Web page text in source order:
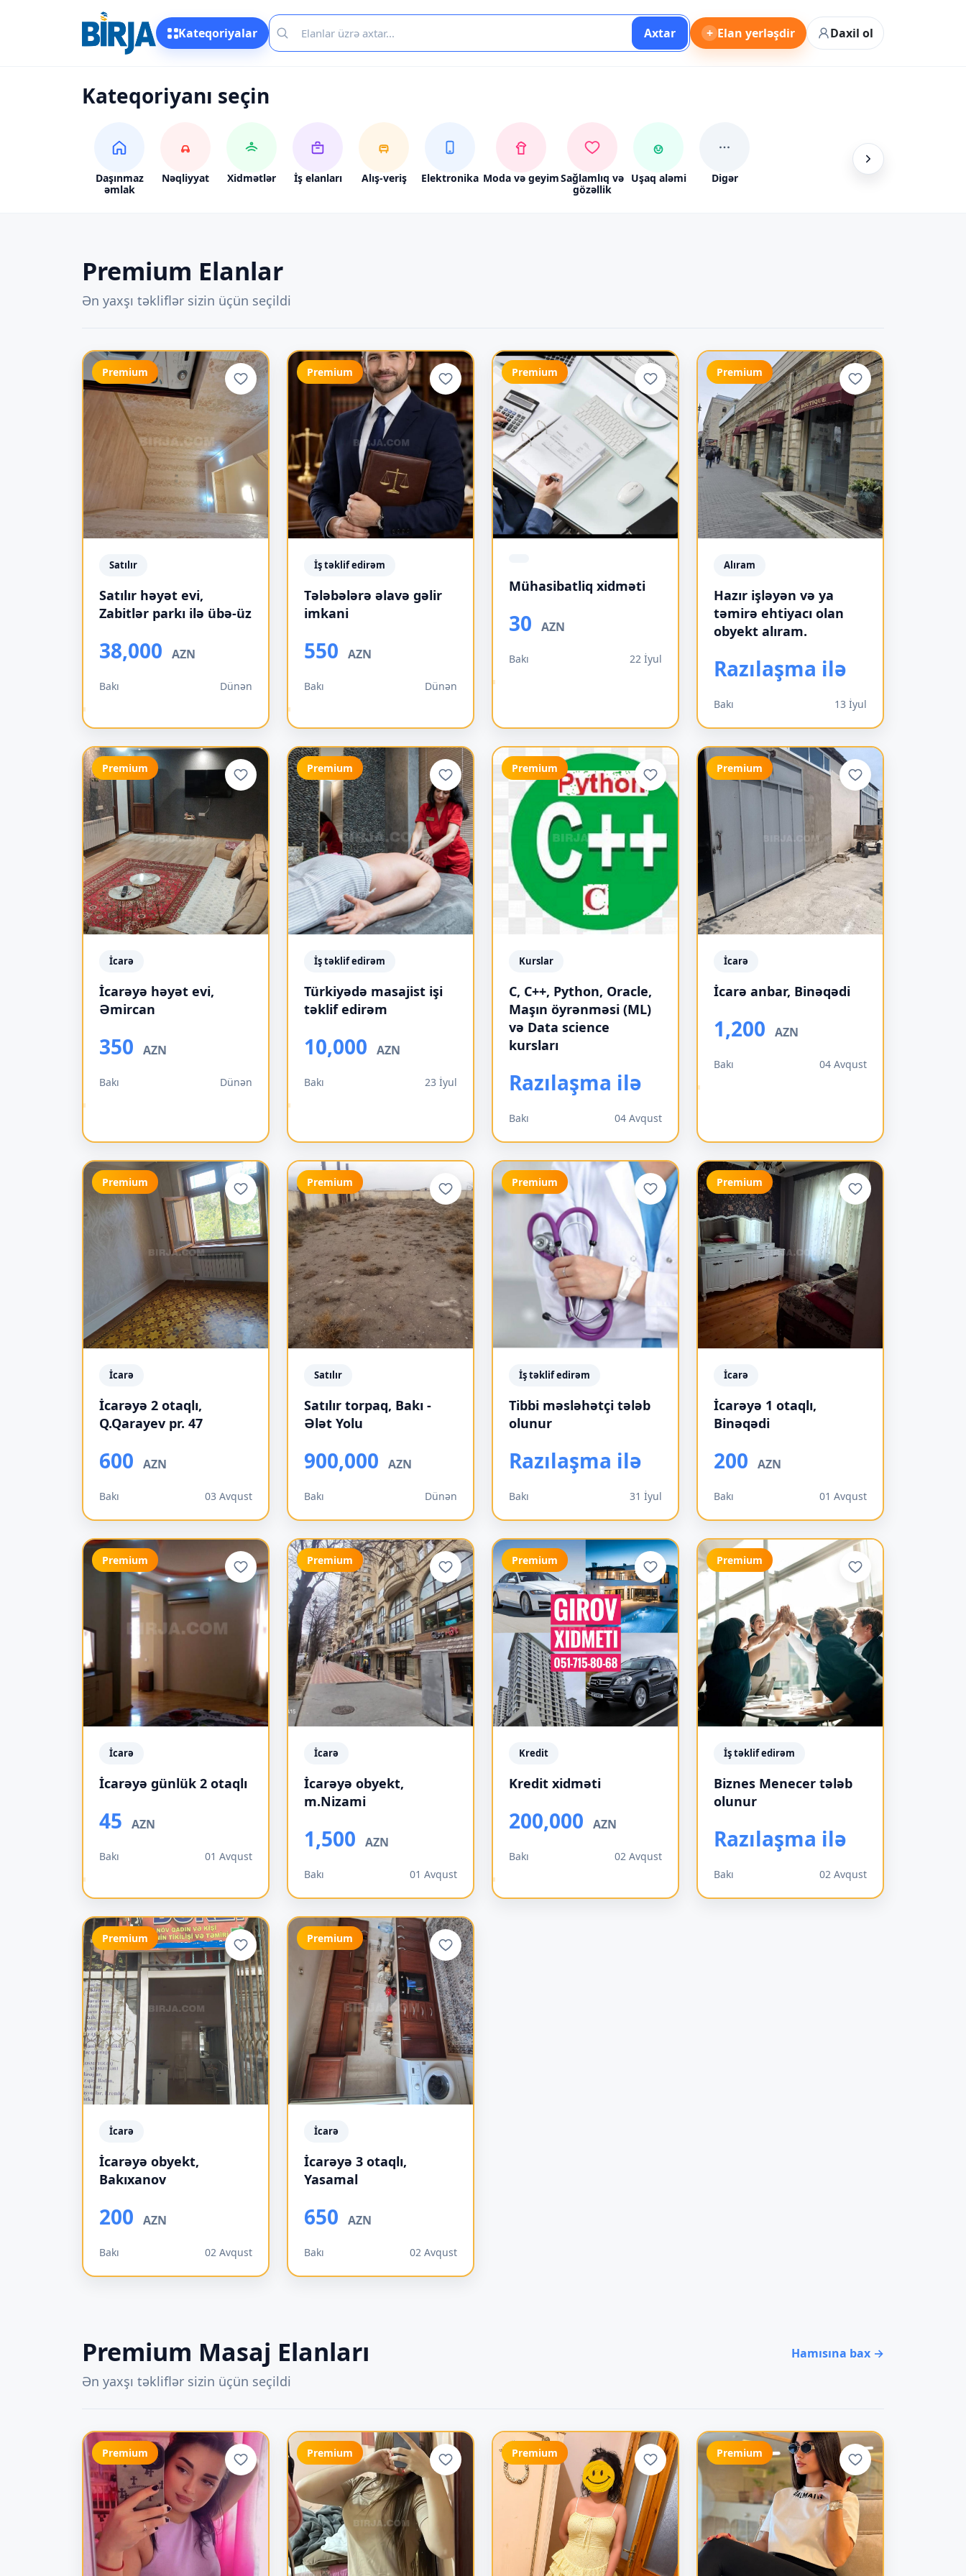
Kateqoriyalar Axtar + Elan yerləşdir Daxil ol
Kateqoriyanı seçin
Daşınmaz
əmlak
Nəqliyyat Xidmətlər İş elanları Alış-veriş Elektronika Moda və geyimSağlamlıq və
gözəllik
Uşaq aləmi Digər
Premium Elanlar
Ən yaxşı təkliflər sizin üçün seçildi
Premium
Satılır
Satılır həyət evi,
Zabitlər parkı ilə übə-üz
38,000 AZN
Bakı Dünən
Premium
İş təklif edirəm
Tələbələrə əlavə gəlir
imkani
550 AZN
Bakı Dünən
Premium
Mühasibatliq xidməti
30 AZN
Bakı 22 İyul
Premium
Alıram
Hazır işləyən və ya
təmirə ehtiyacı olan
obyekt alıram.
Razılaşma ilə
Bakı 13 İyul
Premium
İcarə
İcarəyə həyət evi,
Əmircan
350 AZN
Bakı Dünən
Premium
İş təklif edirəm
Türkiyədə masajist işi
təklif edirəm
10,000 AZN
Bakı 23 İyul
Premium
Kurslar
C, C++, Python, Oracle,
Maşın öyrənməsi (ML)
və Data science
kursları
Razılaşma ilə
Bakı 04 Avqust
Premium
İcarə
İcarə anbar, Binəqədi
1,200 AZN
Bakı 04 Avqust
Premium
İcarə
İcarəyə 2 otaqlı,
Q.Qarayev pr. 47
600 AZN
Bakı 03 Avqust
Premium
Satılır
Satılır torpaq, Bakı -
Ələt Yolu
900,000 AZN
Bakı Dünən
Premium
İş təklif edirəm
Tibbi məsləhətçi tələb
olunur
Razılaşma ilə
Bakı 31 İyul
Premium
İcarə
İcarəyə 1 otaqlı,
Binəqədi
200 AZN
Bakı 01 Avqust
Premium
İcarə
İcarəyə günlük 2 otaqlı
45 AZN
Bakı 01 Avqust
Premium
İcarə
İcarəyə obyekt,
m.Nizami
1,500 AZN
Bakı 01 Avqust
Premium
Kredit
Kredit xidməti
200,000 AZN
Bakı 02 Avqust
Premium
İş təklif edirəm
Biznes Menecer tələb
olunur
Razılaşma ilə
Bakı 02 Avqust
Premium
İcarə
İcarəyə obyekt,
Bakıxanov
200 AZN
Bakı 02 Avqust
Premium
İcarə
İcarəyə 3 otaqlı,
Yasamal
650 AZN
Bakı 02 Avqust
Premium Masaj Elanları
Ən yaxşı təkliflər sizin üçün seçildi
Hamısına bax →
Premium Premium Premium Premium